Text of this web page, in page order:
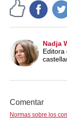
Nadja
Editora
Comentar
Normas sobre los